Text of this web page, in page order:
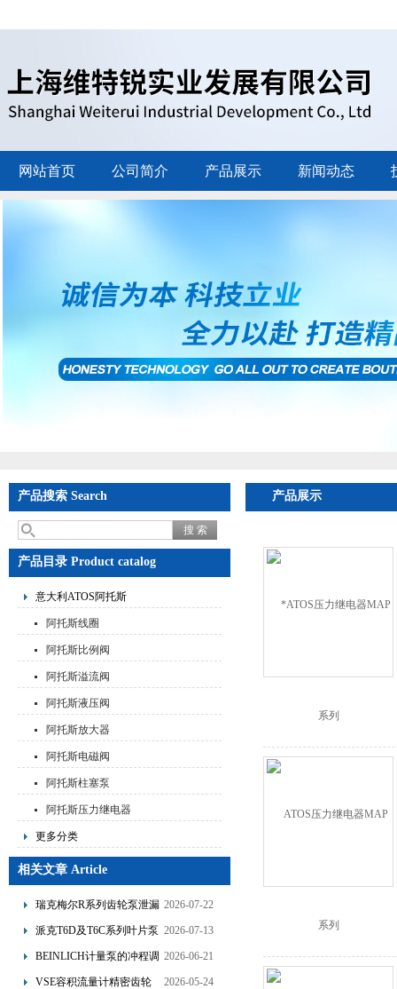
网站首页 公司简介 产品展示 新闻动态
产品搜索 Search
产品目录 Product catalog
意大利ATOS阿托斯
阿托斯线圈
阿托斯比例阀
阿托斯溢流阀
阿托斯液压阀
阿托斯放大器
阿托斯电磁阀
阿托斯柱塞泵
阿托斯压力继电器
更多分类
相关文章 Article
瑞克梅尔R系列齿轮泵泄漏
故障分析与优化改造技术
2026-07-22
派克T6D及T6C系列叶片泵
的特点与应用
2026-07-13
BEINLICH计量泵的冲程调
节与频率控制双调节方式
2026-06-21
VSE容积流量计精密齿轮
2026-05-24
产品展示